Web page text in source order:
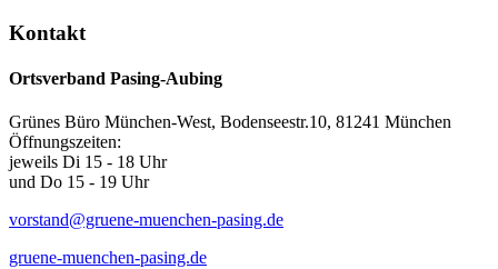
Kontakt
Ortsverband Pasing-Aubing
Grünes Büro München-West, Bodenseestr.10, 81241 München
Öffnungszeiten:
jeweils Di 15 - 18 Uhr
und Do 15 - 19 Uhr
vorstand@gruene-muenchen-pasing.de
gruene-muenchen-pasing.de